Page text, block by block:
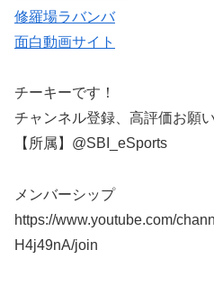
修羅場ラバンバ
面白動画サイト
チーキーです！
チャンネル登録、高評価お願
【所属】@SBI_eSports
メンバーシップ
https://www.youtube.com/
H4j49nA/join